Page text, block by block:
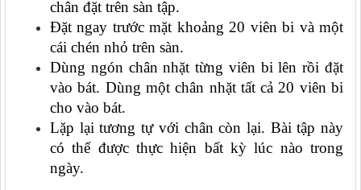
chân đặt trên sàn tập.
Đặt ngay trước mặt khoảng 20 viên bi và một
cái chén nhỏ trên sàn.
Dùng ngón chân nhặt từng viên bi lên rồi đặt
vào bát. Dùng một chân nhặt tất cả 20 viên bi
cho vào bát.
Lặp lại tương tự với chân còn lại. Bài tập này
có thể được thực hiện bất kỳ lúc nào trong
ngày.